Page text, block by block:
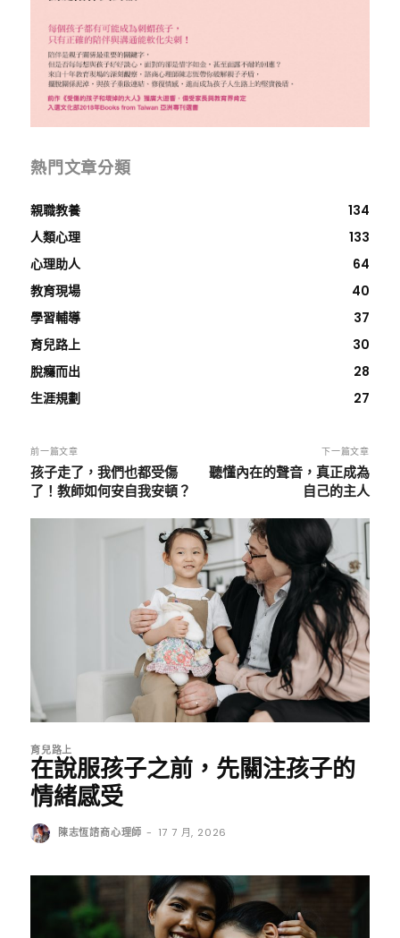
熱門文章分類
親職教養
134
人類心理
133
心理助人
64
教育現場
40
學習輔導
37
育兒路上
30
脫癮而出
28
生涯規劃
27
前一篇文章
孩子走了，我們也都受傷
了！教師如何安自我安頓？
下一篇文章
聽懂內在的聲音，真正成為
自己的主人
育兒路上
在說服孩子之前，先關注孩子的
情緒感受
陳志恆諮商心理師 - 17 7 月, 2026